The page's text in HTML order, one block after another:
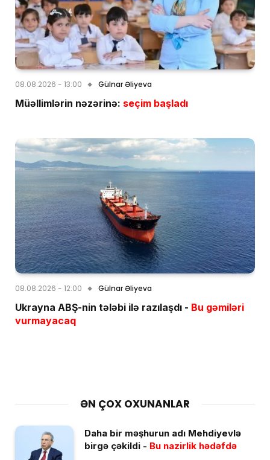
08.08.2026 - 13:00 Gülnar Əliyeva
Müəllimlərin nəzərinə: seçim başladı
08.08.2026 - 12:00 Gülnar Əliyeva
Ukrayna ABŞ-nin tələbi ilə razılaşdı - Bu gəmiləri
vurmayacaq
ƏN ÇOX OXUNANLAR
Daha bir məşhurun adı Mehdiyevlə
birgə çəkildi - Bu nazirlik hədəfdə